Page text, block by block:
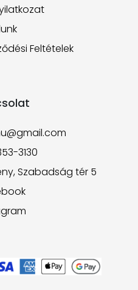
Feltételek
3130
Szabadság tér 5